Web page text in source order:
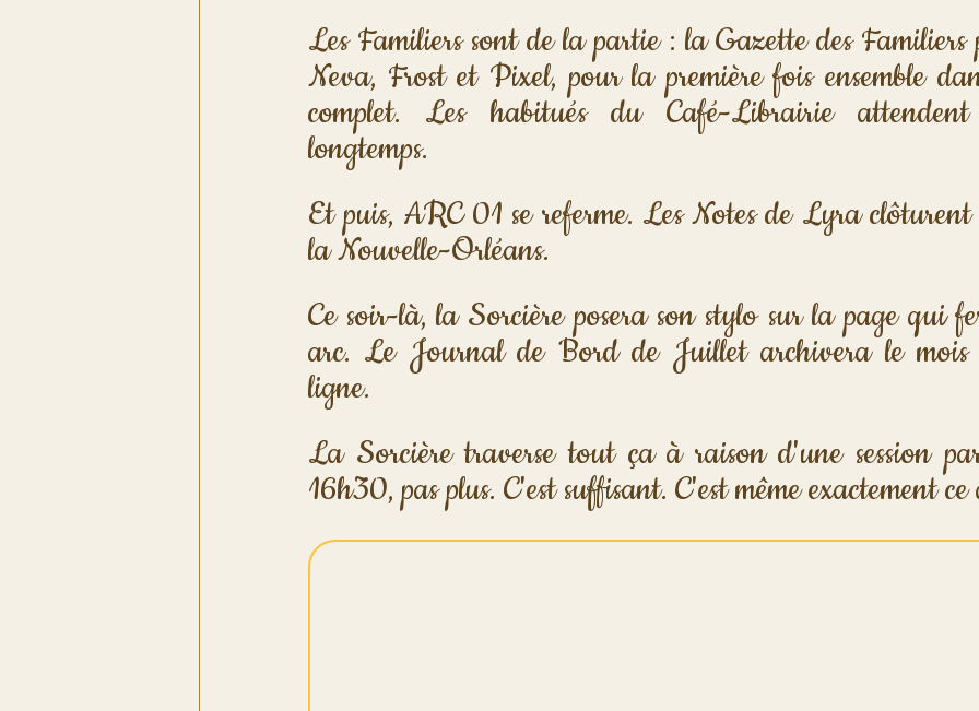
Les Familiers sont de la partie : la Gazette des
Neva, Frost et Pixel, pour la première fois ensemble
complet. Les habitués du Café-Librairie
longtemps.
Et puis, ARC 01 se referme. Les Notes de Lyra
la Nouvelle-Orléans.
Ce soir-là, la Sorcière posera son stylo sur la page qui
arc. Le Journal de Bord de Juillet archivera le mois
ligne.
La Sorcière traverse tout ça à raison d'une session
16h30, pas plus. C'est suffisant. C'est même exactement